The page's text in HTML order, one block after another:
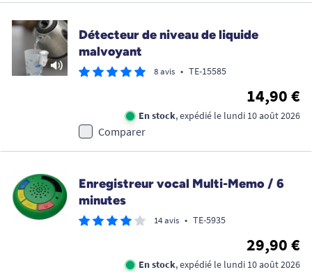
Détecteur de niveau de liquide
malvoyant
8 avis • TE-15585
14,90 €
En stock, expédié le lundi 10 août 2026
Comparer
Enregistreur vocal Multi-Memo / 6
minutes
14 avis • TE-5935
29,90 €
En stock, expédié le lundi 10 août 2026